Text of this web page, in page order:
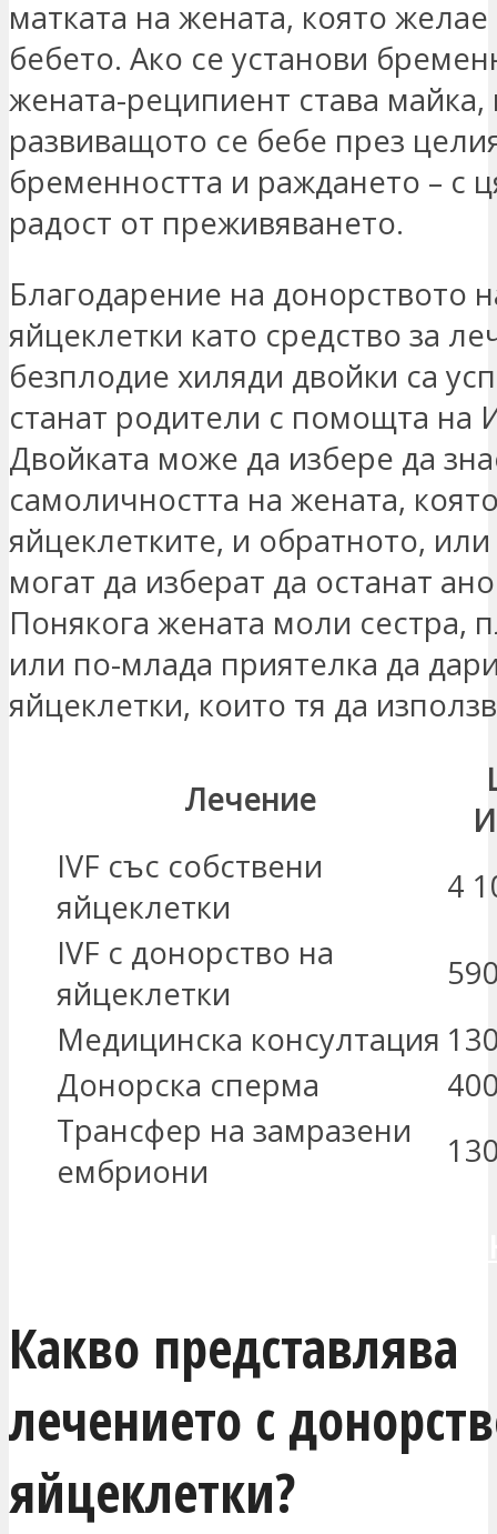
матката на жената, която
бебето. Ако се установи
жената-реципиент става майка,
развиващото се бебе през
бременността и раждането – с
радост от преживяването.
Благодарение на донорството
яйцеклетки като средство за
безплодие хиляди двойки са
станат родители с помощта на
Двойката може да избере да
самоличността на жената,
яйцеклетките, и обратното,
могат да изберат да останат
Понякога жената моли сестра,
или по-млада приятелка да
яйцеклетки, които тя да
Лечение
IVF със собствени
яйцеклетки
4
IVF с донорство на
яйцеклетки
Медицинска консултация
Донорска сперма
Трансфер на замразени
ембриони
Какво представлява
лечението с
яйцеклетки?